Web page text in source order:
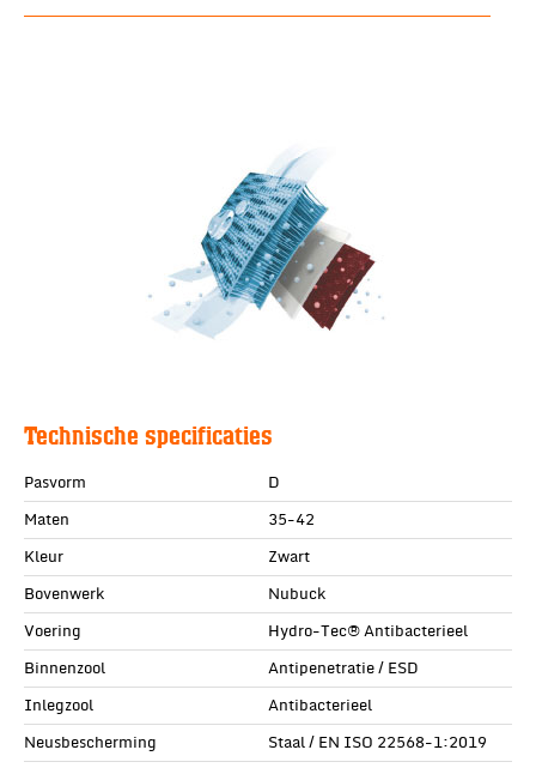
Technische specificaties
Pasvorm
D
Maten
35-42
Kleur
Zwart
Bovenwerk
Nubuck
Voering
Hydro-Tec® Antibacterieel
Binnenzool
Antipenetratie / ESD
Inlegzool
Antibacterieel
Neusbescherming
Staal / EN ISO 22568-1:2019